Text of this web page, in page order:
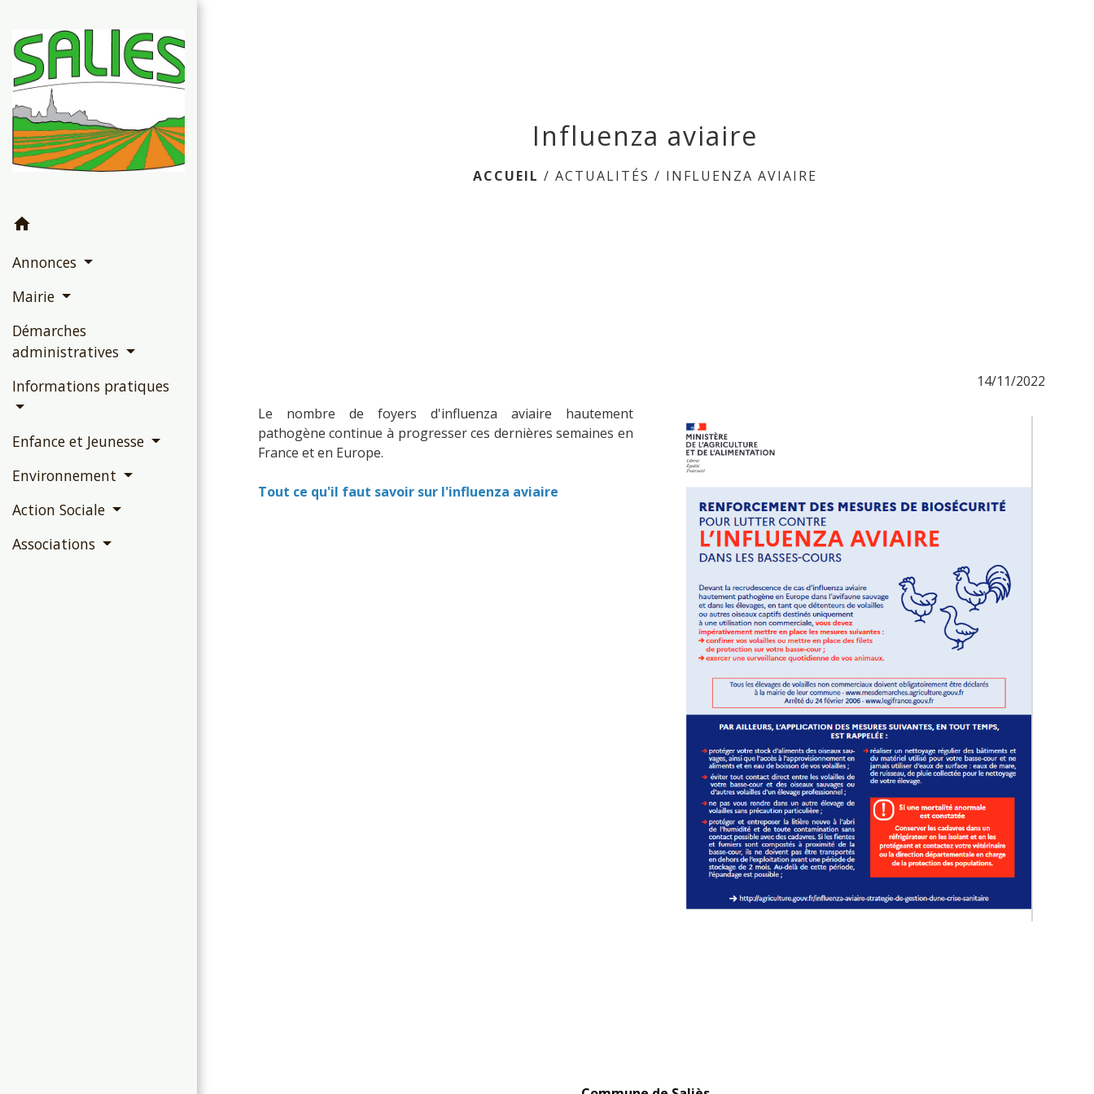
home
Annonces
Mairie
Démarches
administratives
Informations pratiques
Enfance et Jeunesse
Environnement
Action Sociale
Associations
Influenza aviaire
ACCUEIL /ACTUALITÉS / INFLUENZA AVIAIRE
14/11/2022
Le nombre de foyers d'influenza aviaire hautement
pathogène continue à progresser ces dernières semaines en
France et en Europe.
Tout ce qu'il faut savoir sur l'influenza aviaire